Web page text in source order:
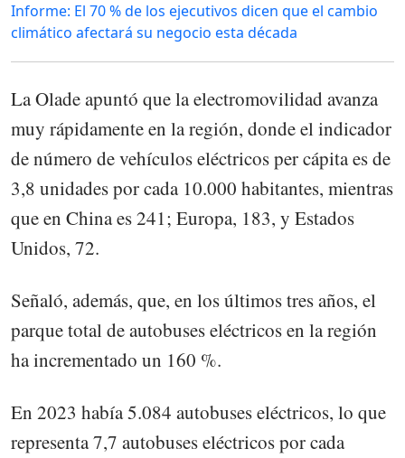
Informe: El 70 % de los ejecutivos dicen que el cambio
climático afectará su negocio esta década
La Olade apuntó que la electromovilidad avanza
muy rápidamente en la región, donde el indicador
de número de vehículos eléctricos per cápita es de
3,8 unidades por cada 10.000 habitantes, mientras
que en China es 241; Europa, 183, y Estados
Unidos, 72.
Señaló, además, que, en los últimos tres años, el
parque total de autobuses eléctricos en la región
ha incrementado un 160 %.
En 2023 había 5.084 autobuses eléctricos, lo que
representa 7,7 autobuses eléctricos por cada